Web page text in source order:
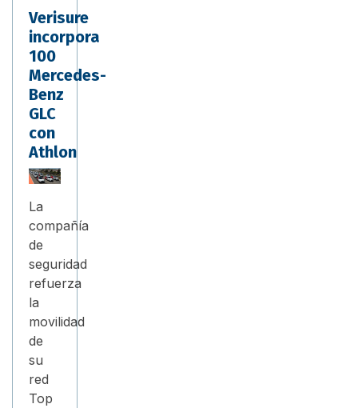
Verisure
incorpora
100
Mercedes-
Benz
GLC
con
Athlon
La
compañía
de
seguridad
refuerza
la
movilidad
de
su
red
Top